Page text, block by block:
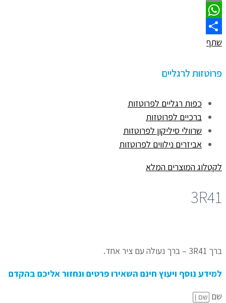
Email
WhatsApp
שתף
פרוטזות לרגליים
כפות רגליים לפרוטזות
ברכיים לפרוטזות
שרוולי סיליקון לפרוטזות
אביזרים נילווים לפרוטזות
לקטלוג המוצרים המלא
3R41
ברך 3R41 – ברך נעולה עם ציר אחד.
למידע נוסף ויעוץ חינם השאירו פרטים ונחזור אליכם בהקדם
שם